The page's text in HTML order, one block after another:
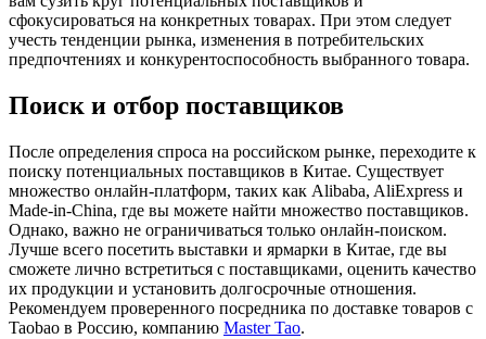
сфокусироваться на конкретных товарах. При этом следует
учесть тенденции рынка, изменения в потребительских
предпочтениях и конкурентоспособность выбранного товара.
Поиск и отбор поставщиков
После определения спроса на российском рынке, переходите к
поиску потенциальных поставщиков в Китае. Существует
множество онлайн-платформ, таких как Alibaba, AliExpress и
Made-in-China, где вы можете найти множество поставщиков.
Однако, важно не ограничиваться только онлайн-поиском.
Лучше всего посетить выставки и ярмарки в Китае, где вы
сможете лично встретиться с поставщиками, оценить качество
их продукции и установить долгосрочные отношения.
Рекомендуем проверенного посредника по доставке товаров с
Taobao в Россию, компанию Master Tao.